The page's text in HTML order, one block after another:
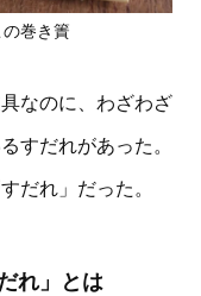
巻き簀
なのに、わざわざ
すだれがあった。
だれ」だった。
れ」とは